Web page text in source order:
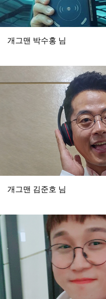
개그맨 박수홍 님
개그맨 김준호 님